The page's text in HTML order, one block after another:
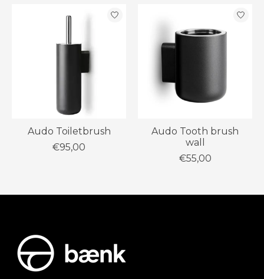
Items van productcarrousel
Audo Toiletbrush
€95,00
Audo Tooth brush
wall
€55,00